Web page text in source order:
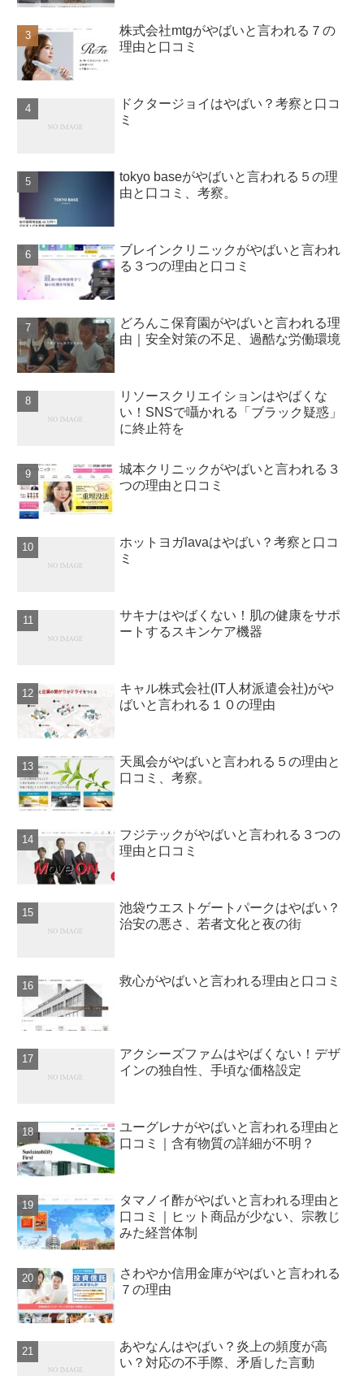
株式会社mtgがやばいと言われる７の
理由と口コミ
ドクタージョイはやばい？考察と口コ
ミ
tokyo baseがやばいと言われる５の理
由と口コミ、考察。
ブレインクリニックがやばいと言われ
る３つの理由と口コミ
どろんこ保育園がやばいと言われる理
由｜安全対策の不足、過酷な労働環境
リソースクリエイションはやばくな
い！SNSで囁かれる「ブラック疑惑」
に終止符を
城本クリニックがやばいと言われる３
つの理由と口コミ
ホットヨガlavaはやばい？考察と口コ
ミ
サキナはやばくない！肌の健康をサポ
ートするスキンケア機器
キャル株式会社(IT人材派遣会社)がや
ばいと言われる１０の理由
天風会がやばいと言われる５の理由と
口コミ、考察。
フジテックがやばいと言われる３つの
理由と口コミ
池袋ウエストゲートパークはやばい？
治安の悪さ、若者文化と夜の街
救心がやばいと言われる理由と口コミ
アクシーズファムはやばくない！デザ
インの独自性、手頃な価格設定
ユーグレナがやばいと言われる理由と
口コミ｜含有物質の詳細が不明？
タマノイ酢がやばいと言われる理由と
口コミ｜ヒット商品が少ない、宗教じ
みた経営体制
さわやか信用金庫がやばいと言われる
７の理由
あやなんはやばい？炎上の頻度が高
い？対応の不手際、矛盾した言動